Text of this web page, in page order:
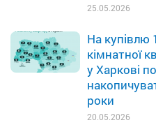
25.05.2026
На купівлю
кімнатної
у Харкові
роки
20.05.2026